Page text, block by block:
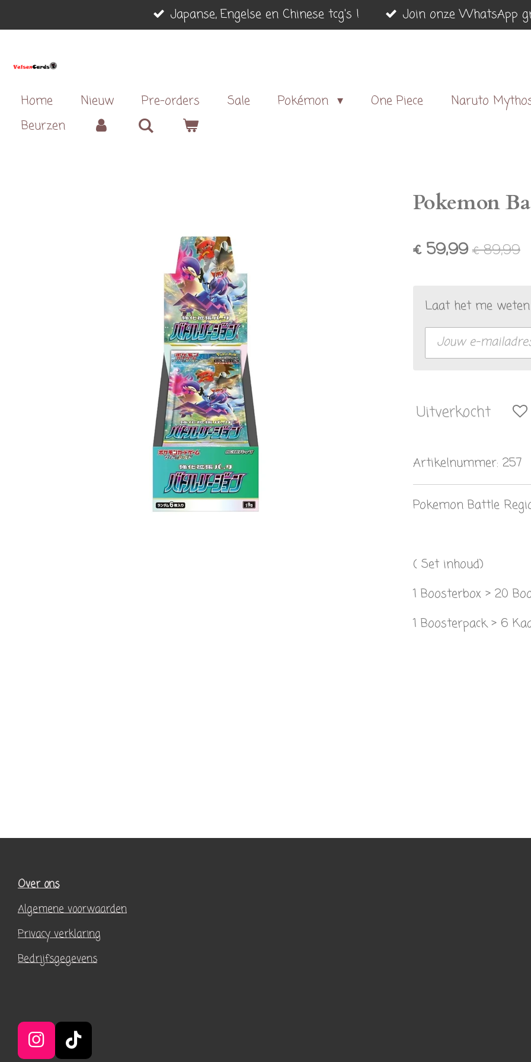
direct
de
Japanse, Engelse en Chinese tcg's ! Join onze WhatsApp
Home Nieuw Pre-orders Sale Pokémon One Piece Naruto
Beurzen
Pokemon
€ 59,99 € 89,99
Laat het me
Uitverkocht
Artikelnummer: 257
Pokemon Battle
( Set inhoud)
1 Boosterbox > 20
1 Boosterpack > 6
Over ons
Algemene voorwaarden
Privacy verklaring
Bedrijfsgegevens
I T